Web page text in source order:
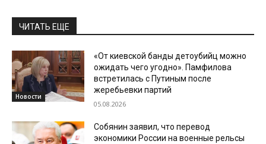
ЧИТАТЬ ЕЩЕ
Новости
«От киевской банды детоубийц можно
ожидать чего угодно». Памфилова
встретилась с Путиным после
жеребьевки партий
05.08.2026
Собянин заявил, что перевод
экономики России на военные рельсы